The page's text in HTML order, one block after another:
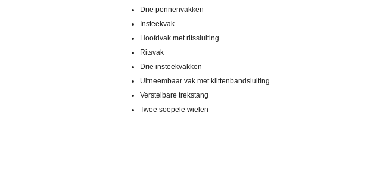
Drie pennenvakken
Insteekvak
Hoofdvak met ritssluiting
Ritsvak
Drie insteekvakken
Uitneembaar vak met klittenbandsluiting
Verstelbare trekstang
Twee soepele wielen